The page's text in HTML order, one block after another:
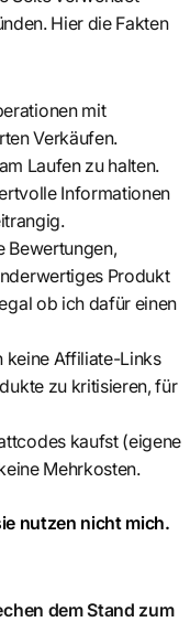
Hier die Fakten
mit
Verkäufen.
Laufen zu halten.
Informationen
Bewertungen,
Produkt
ob ich dafür einen
keine Affiliate-Links
zu kritisieren, für
kaufst (eigene
Mehrkosten.
nutzen nicht mich.
dem Stand zum